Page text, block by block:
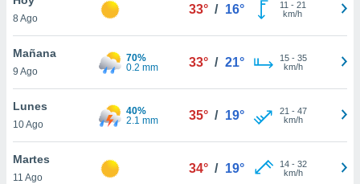
y
en
más
de
8 Ago
33° / 16° 11 - 21
km/h
Mañana
9 Ago
70%
0.2 mm
33° / 21° 15- 35
km/h
Lunes
10 Ago
40%
2.1 mm
35° / 19° 21 - 47
km/h
Martes
11 Ago
34° / 19° 14- 32
km/h